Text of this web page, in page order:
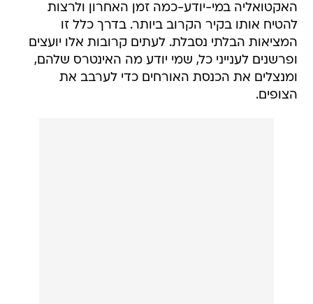
האקטואליה במי-יודע-כמה זמן האחרון ולרצות
להטיח אותו בקיר הקרוב ביותר. בדרך כלל זו
המציאות הבלתי נסבלת. לעתים קרובות אלו יועצים
ופרשנים לענייני כל, שמי יודע מה האינטרס שלהם,
ומנצלים את הכנסת האורחים כדי לערבב את
הצופים.